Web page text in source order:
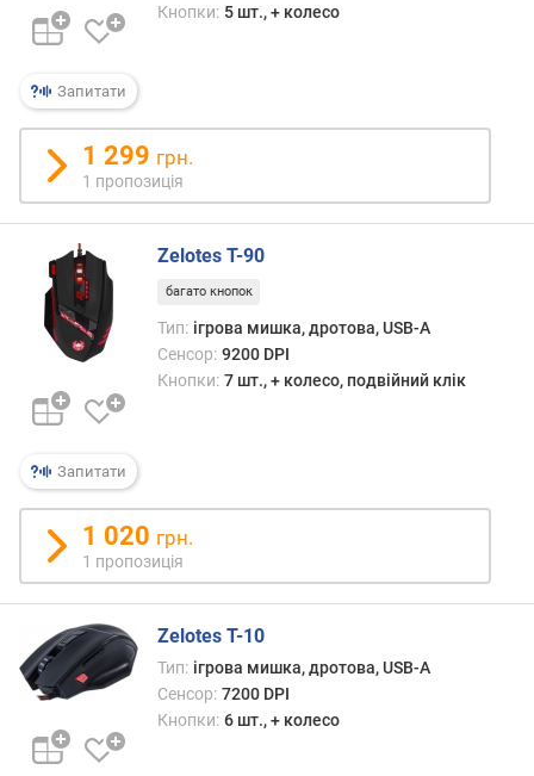
ш
е
и
х
д
о
д
о
о
г
и
х
в
і
д
о
о
д
о
д
ш
Запитати
Кнопки: 5 шт., + колесо
1 299 грн.
1 пропозиція
Запитати
Zelotes T-90
багато кнопок
Тип: ігрова мишка, дротова, USB-A
Сенсор: 9200 DPI
Кнопки: 7 шт., + колесо, подвійний клік
1 020 грн.
1 пропозиція
Zelotes T-10
Тип: ігрова мишка, дротова, USB-A
Сенсор: 7200 DPI
Кнопки: 6 шт., + колесо